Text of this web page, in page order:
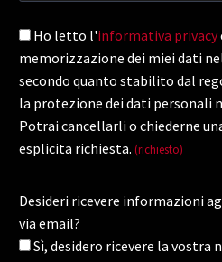
Ho letto l'informativa privacy
memorizzazione dei miei dati
secondo quanto stabilito dal
la protezione dei dati personali
Potrai cancellarli o chiederne
esplicita richiesta. (richiesto)
Desideri ricevere informazioni
via email?
Sì, desidero ricevere la vostra